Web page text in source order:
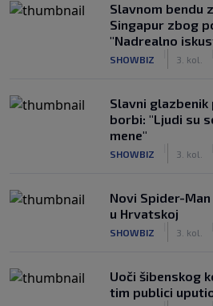
Slavnom bendu
Singapur zbog
"Nadrealno
SHOWBIZ 3. kol.
Slavni
borbi: "Ljudi su
mene"
SHOWBIZ 3. kol.
Novi Spider-
u Hrvatskoj
SHOWBIZ 3. kol.
Uoči šibenskog
tim publici